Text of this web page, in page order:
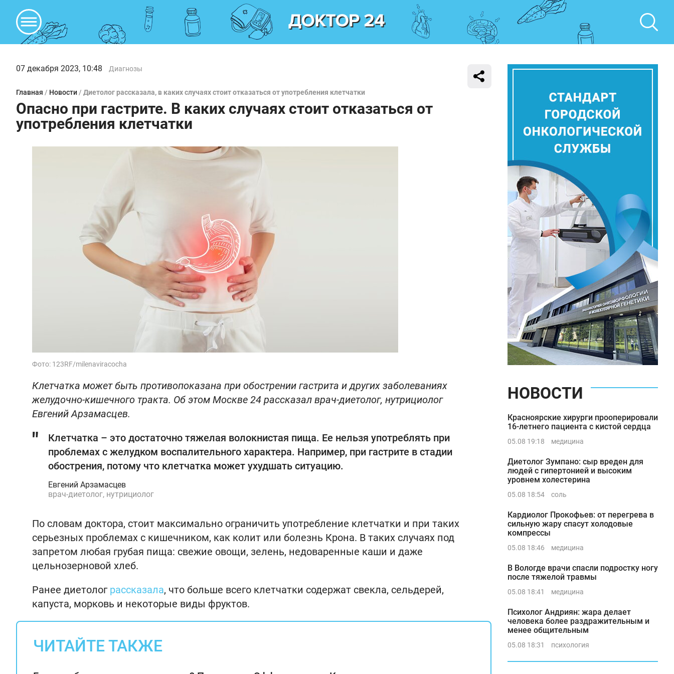
07 декабря 2023, 10:48 Диагнозы
Главная / Новости / Диетолог рассказала, в каких случаях стоит отказаться от употребления клетчатки
Опасно при гастрите. В каких случаях стоит отказаться от
употребления клетчатки
Фото: 123RF/milenaviracocha
Клетчатка может быть противопоказана при обострении гастрита и других заболеваниях
желудочно-кишечного тракта. Об этом Москве 24 рассказал врач-диетолог, нутрициолог
Евгений Арзамасцев.
Клетчатка – это достаточно тяжелая волокнистая пища. Ее нельзя употреблять при
проблемах с желудком воспалительного характера. Например, при гастрите в стадии
обострения, потому что клетчатка может ухудшать ситуацию.
Евгений Арзамасцев
врач-диетолог, нутрициолог
По словам доктора, стоит максимально ограничить употребление клетчатки и при таких
серьезных проблемах с кишечником, как колит или болезнь Крона. В таких случаях под
запретом любая грубая пища: свежие овощи, зелень, недоваренные каши и даже
цельнозерновой хлеб.
Ранее диетолог рассказала, что больше всего клетчатки содержат свекла, сельдерей,
капуста, морковь и некоторые виды фруктов.
ЧИТАЙТЕ ТАКЖЕ
НОВОСТИ
Красноярские хирурги прооперировали
16-летнего пациента с кистой сердца
05.08 19:18 медицина
Диетолог Зумпано: сыр вреден для
людей с гипертонией и высоким
уровнем холестерина
05.08 18:54 соль
Кардиолог Прокофьев: от перегрева в
сильную жару спасут холодовые
компрессы
05.08 18:46 медицина
В Вологде врачи спасли подростку ногу
после тяжелой травмы
05.08 18:41 медицина
Психолог Андриян: жара делает
человека более раздражительным и
менее общительным
05.08 18:31 психология